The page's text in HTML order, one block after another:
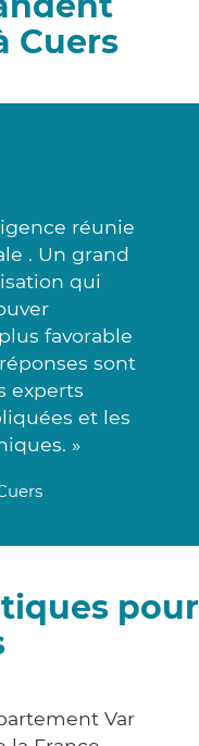
Cuers
réunie
. Un grand
qui
favorable
sont
experts
et les
»
pour
Var